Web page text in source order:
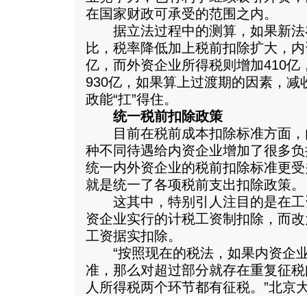
在国家财政可承受的范围之内。
据立法过程中的测算，如果新法
比，税率降低加上税前扣除扩大，
亿，而外资企业所得税则增加410亿
930亿，如果算上过渡期的因素，减
政能“扛”得住。
统一税前扣除政策
目前在税前成本扣除标准方面，
种不同待遇给内资企业增加了很多
统一内外资企业的税前扣除标准更
就是统一了各项税前支出扣除政策。
这其中，特别引人注目的是在工
资企业实行的计税工资制扣除，而
工资据实扣除。
“按照现在的税法，如果内资企
准，那么对超过部分就存在重复征
人所得税两个环节都有征税。”北京